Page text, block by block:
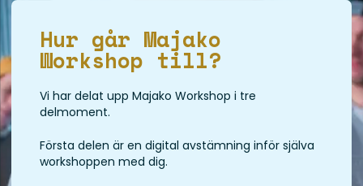
Hur går Majako
Workshop till?
Vi har delat upp Majako Workshop i tre
delmoment.
Första delen är en digital avstämning inför själva
workshoppen med dig.